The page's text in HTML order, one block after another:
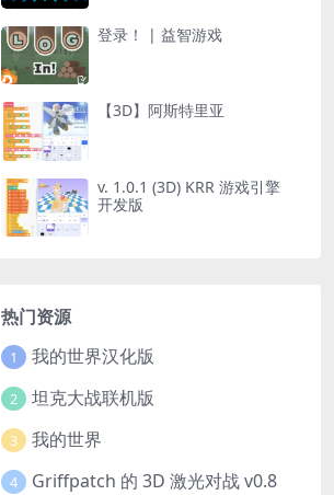
登录！ | 益智游戏
【3D】阿斯特里亚
v. 1.0.1 (3D) KRR 游戏引擎
开发版
热门资源
1 我的世界汉化版
2 坦克大战联机版
3 我的世界
4 Griffpatch 的 3D 激光对战 v0.8